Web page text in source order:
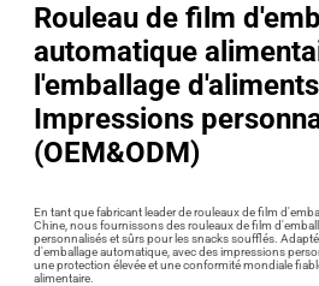
Rouleau de film
automatique
l'emballage
Impressions
(OEM&ODM)
En tant que fabricant leader de rouleaux de film
Chine, nous fournissons des rouleaux de film
personnalisés et sûrs pour les snacks soufflés.
d'emballage automatique, avec des impressions
une protection élevée et une conformité mondiale
alimentaire.